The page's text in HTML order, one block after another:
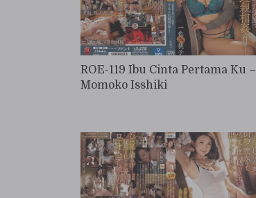
ROE-119 Ibu Cinta Pertama Ku –
Momoko Isshiki